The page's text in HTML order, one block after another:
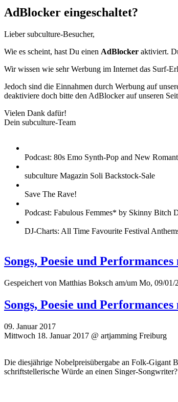
AdBlocker eingeschaltet?
Lieber subculture-Besucher,
Wie es scheint, hast Du einen AdBlocker aktiviert.
Wir wissen wie sehr Werbung im Internet das Surf-
Jedoch sind die Einnahmen durch Werbung auf
deaktiviere doch bitte den AdBlocker auf unseren
Vielen Dank dafür!
Dein subculture-Team
Podcast: 80s Emo Synth-Pop and New
subculture Magazin Soli Backstock-Sale
Save The Rave!
Podcast: Fabulous Femmes* by Skinny Bitch
DJ-Charts: All Time Favourite Festival
Songs, Poesie und
Gespeichert von Matthias Boksch am/um Mo, 09/01/
Songs, Poesie und
09. Januar 2017
Mittwoch 18. Januar 2017 @ artjamming Freiburg
Die diesjährige Nobelpreisübergabe an Folk-Gigant
schriftstellerische Würde an einen Singer-Songwriter?